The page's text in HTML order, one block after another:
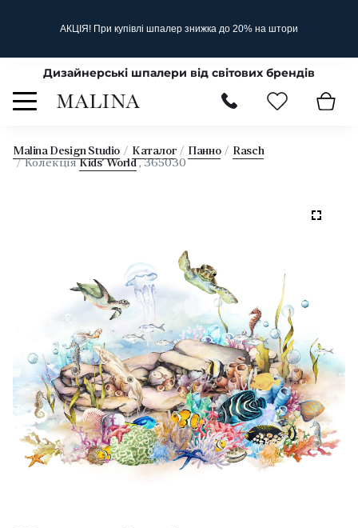
АКЦІЯ! При купівлі шпалер знижка до 20% на штори
Дизайнерські шпалери від світових брендів
Malina Design Studio Каталог Панно
Rasch
Колекція Kids’ World, 365030